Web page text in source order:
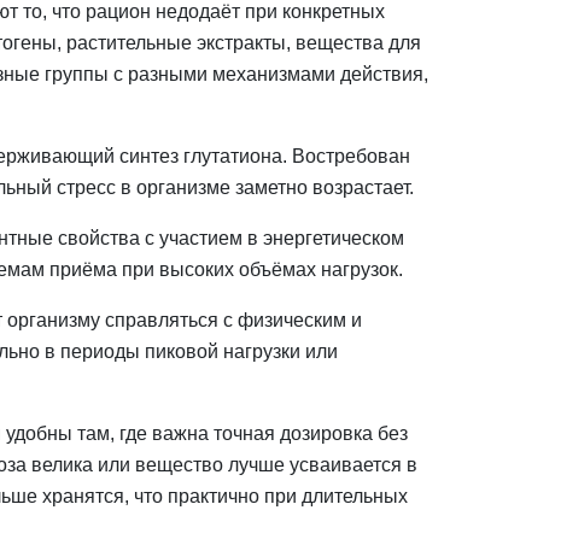
что рацион недодаёт при конкретных
растительные экстракты, вещества для
группы с разными механизмами действия,
синтез глутатиона. Востребован
стресс в организме заметно возрастает.
свойства с участием в энергетическом
приёма при высоких объёмах нагрузок.
справляться с физическим и
в периоды пиковой нагрузки или
там, где важна точная дозировка без
велика или вещество лучше усваивается в
хранятся, что практично при длительных